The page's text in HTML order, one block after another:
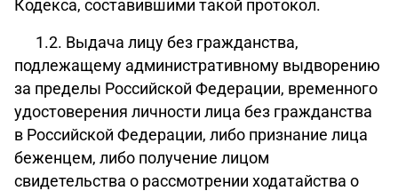
Кодекса, составившими такой протокол.
1.2. Выдача лицу без гражданства,
подлежащему административному выдворению
за пределы Российской Федерации, временного
удостоверения личности лица без гражданства
в Российской Федерации, либо признание лица
беженцем, либо получение лицом
свидетельства о рассмотрении ходатайства о